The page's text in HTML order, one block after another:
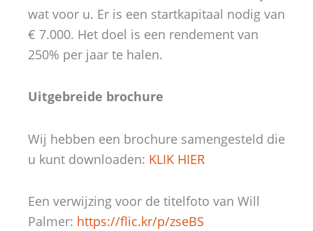
wat voor u. Er is een startkapitaal nodig van
€ 7.000. Het doel is een rendement van
250% per jaar te halen.
Uitgebreide brochure
Wij hebben een brochure samengesteld die
u kunt downloaden: KLIK HIER
Een verwijzing voor de titelfoto van Will
Palmer: https://flic.kr/p/zseBS